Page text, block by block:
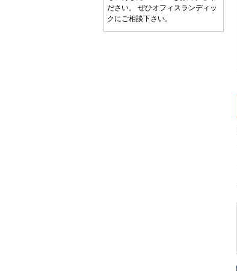
ださい。 ぜひオフィスランディッ
クにご相談下さい。